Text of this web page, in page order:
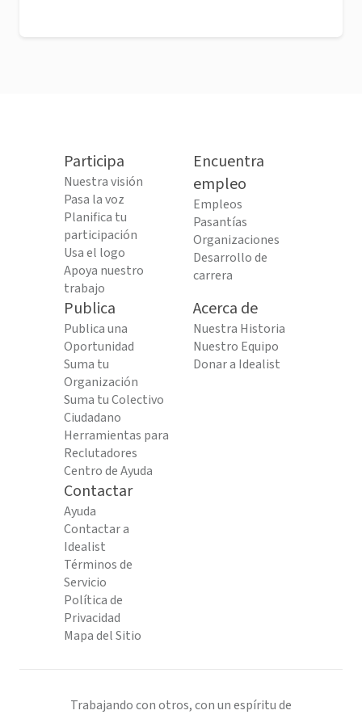
Participa
Nuestra visión
Pasa la voz
Planifica tu
participación
Usa el logo
Apoya nuestro
trabajo
Encuentra
empleo
Empleos
Pasantías
Organizaciones
Desarrollo de
carrera
Publica
Publica una
Oportunidad
Suma tu
Organización
Suma tu Colectivo
Ciudadano
Herramientas para
Reclutadores
Centro de Ayuda
Acerca de
Nuestra Historia
Nuestro Equipo
Donar a Idealist
Contactar
Ayuda
Contactar a
Idealist
Términos de
Servicio
Política de
Privacidad
Mapa del Sitio
Trabajando con otros, con un espíritu de